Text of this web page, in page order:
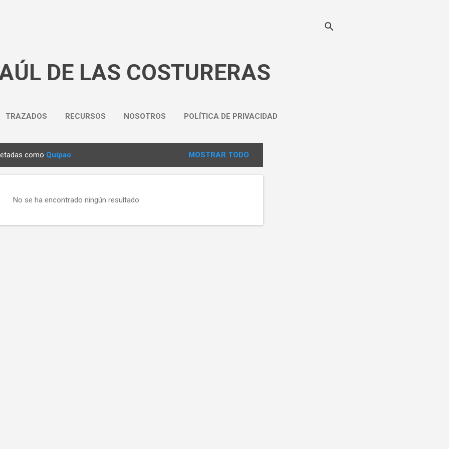
DE LAS COSTURERAS
TRAZADOS RECURSOS NOSOTROS POLÍTICA DE PRIVACIDAD
como Quipao MOSTRAR TODO
No se ha encontrado ningún resultado